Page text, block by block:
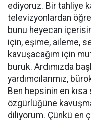
ediyoruz. Bir tahliye
televizyonlardan
bunu heyecan
için, eşime, aileme,
kavuşacağım için
buruk. Ardımızda
yardımcılarımız,
Ben hepsinin en kısa
özgürlüğüne
diliyorum. Çünkü en